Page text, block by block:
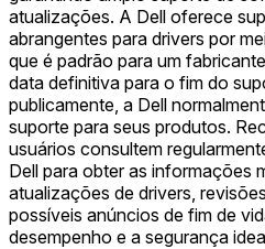
atualizações. A Dell oferece
abrangentes para drivers por
que é padrão para um
data definitiva para o fim do
publicamente, a Dell
suporte para seus produtos.
usuários consultem
Dell para obter as informações
atualizações de drivers,
possíveis anúncios de fim de
desempenho e a segurança